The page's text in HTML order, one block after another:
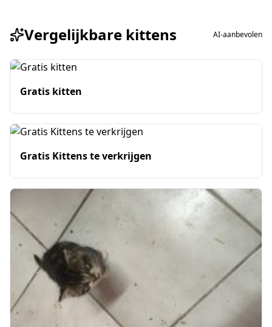
Vergelijkbare kittens AI-aanbevolen
Gratis kitten
Gratis Kittens te verkrijgen